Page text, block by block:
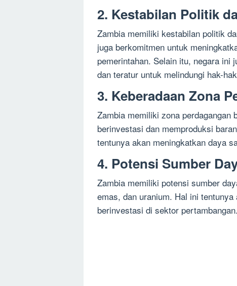
2. Kestabilan Politik
Zambia memiliki kestabilan politik
juga berkomitmen untuk
pemerintahan. Selain itu, negara ini
dan teratur untuk melindungi hak-
3. Keberadaan Zona
Zambia memiliki zona
berinvestasi dan memproduksi
tentunya akan meningkatkan daya
4. Potensi Sumber
Zambia memiliki potensi sumber
emas, dan uranium. Hal ini
berinvestasi di sektor pertambangan.